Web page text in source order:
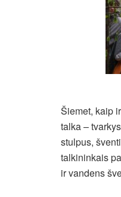
Šiemet, kaip
talka –
stulpus,
talkininkais
ir vandens